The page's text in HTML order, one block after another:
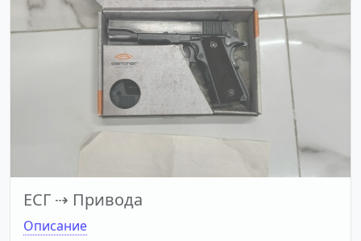
ЕСГ ⇢ Привода
Описание